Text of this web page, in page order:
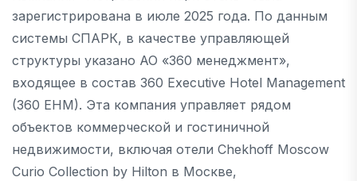
зарегистрирована в июле 2025 года. По данным
системы СПАРК, в качестве управляющей
структуры указано АО «360 менеджмент»,
входящее в состав 360 Executive Hotel Management
(360 EHM). Эта компания управляет рядом
объектов коммерческой и гостиничной
недвижимости, включая отели Chekhoff Moscow
Curio Collection by Hilton в Москве,